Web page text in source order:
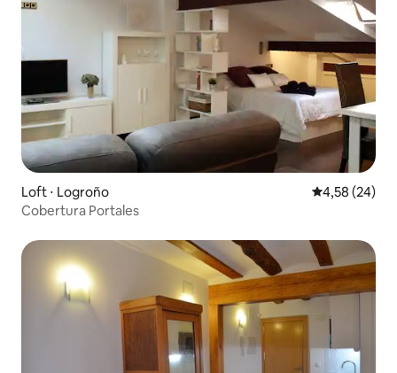
Loft ⋅ Logroño 4,58 de uma
4,58 (24)
Cobertura Portales